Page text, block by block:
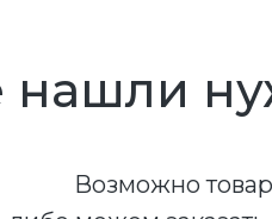
нашли
Возможно